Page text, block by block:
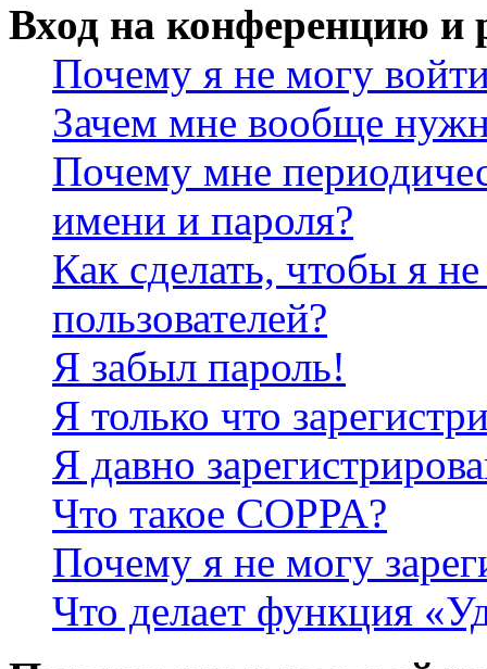
Вход на конференцию и
Почему я не могу
Зачем мне вообще
Почему мне
имени и пароля?
Как сделать, чтобы я
пользователей?
Я забыл пароль!
Я только что
Я давно
Что такое COPPA?
Почему я не могу
Что делает функция